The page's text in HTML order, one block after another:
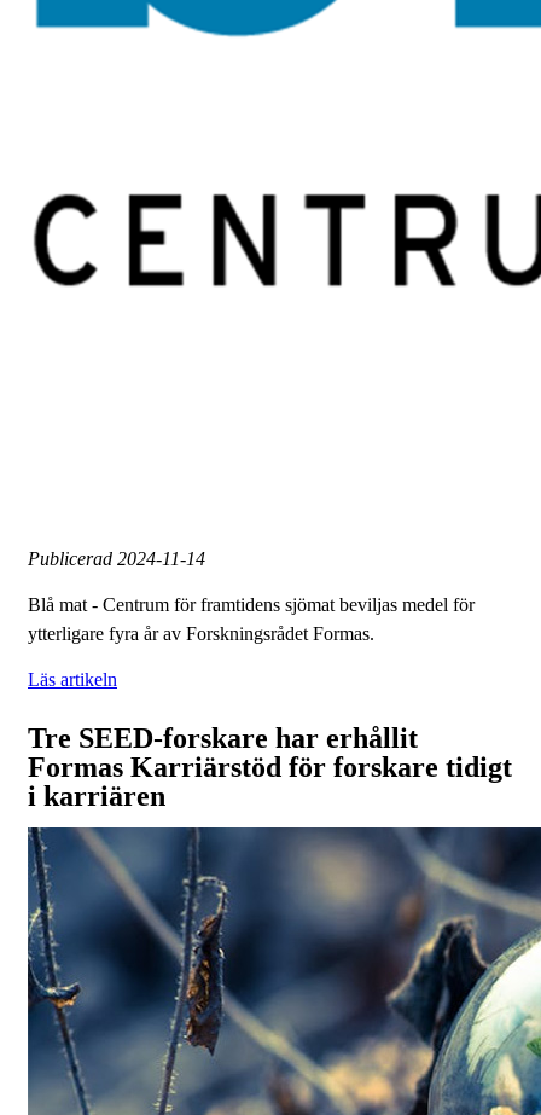
Publicerad 2024-11-14
Blå mat - Centrum för framtidens sjömat beviljas medel för
ytterligare fyra år av Forskningsrådet Formas.
Läs artikeln
Tre SEED-forskare har erhållit
Formas Karriärstöd för forskare tidigt
i karriären